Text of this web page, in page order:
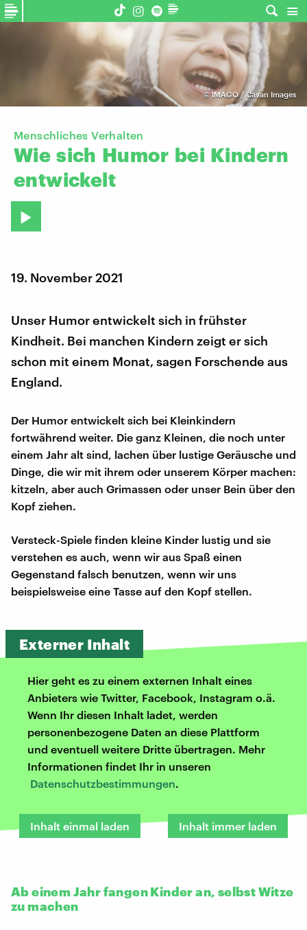
©IMAGO / Cavan Images
Menschliches Verhalten
Wie sich Humor bei Kindern
entwickelt
19. November 2021
Unser Humor entwickelt sich in frühster
Kindheit. Bei manchen Kindern zeigt er sich
schon mit einem Monat, sagen Forschende aus
England.
Der Humor entwickelt sich bei Kleinkindern
fortwährend weiter. Die ganz Kleinen, die noch unter
einem Jahr alt sind, lachen über lustige Geräusche und
Dinge, die wir mit ihrem oder unserem Körper machen:
kitzeln, aber auch Grimassen oder unser Bein über den
Kopf ziehen.
Versteck-Spiele finden kleine Kinder lustig und sie
verstehen es auch, wenn wir aus Spaß einen
Gegenstand falsch benutzen, wenn wir uns
beispielsweise eine Tasse auf den Kopf stellen.
Externer Inhalt
Hier geht es zu einem externen Inhalt eines
Anbieters wie Twitter, Facebook, Instagram o.ä.
Wenn Ihr diesen Inhalt ladet, werden
personenbezogene Daten an diese Plattform
und eventuell weitere Dritte übertragen. Mehr
Informationen findet Ihr in unseren
Datenschutzbestimmungen.
Inhalt einmal laden Inhalt immer laden
Ab einem Jahr fangen Kinder an, selbst Witze
zu machen